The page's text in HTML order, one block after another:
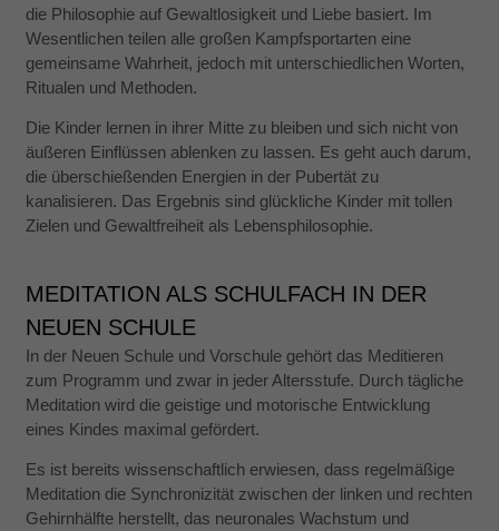
die Philosophie auf Gewaltlosigkeit und Liebe basiert. Im
Wesentlichen teilen alle großen Kampfsportarten eine
gemeinsame Wahrheit, jedoch mit unterschiedlichen Worten,
Ritualen und Methoden.
Die Kinder lernen in ihrer Mitte zu bleiben und sich nicht von
äußeren Einflüssen ablenken zu lassen. Es geht auch darum,
die überschießenden Energien in der Pubertät zu
kanalisieren. Das Ergebnis sind glückliche Kinder mit tollen
Zielen und Gewaltfreiheit als Lebensphilosophie.
MEDITATION ALS SCHULFACH IN DER
NEUEN SCHULE
In der Neuen Schule und Vorschule gehört das Meditieren
zum Programm und zwar in jeder Altersstufe. Durch tägliche
Meditation wird die geistige und motorische Entwicklung
eines Kindes maximal gefördert.
Es ist bereits wissenschaftlich erwiesen, dass regelmäßige
Meditation die Synchronizität zwischen der linken und rechten
Gehirnhälfte herstellt, das neuronales Wachstum und